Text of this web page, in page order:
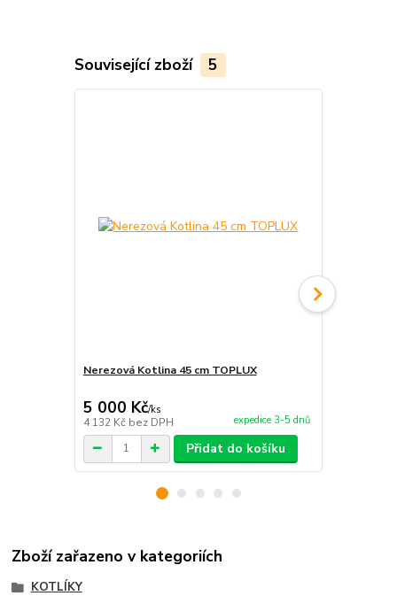
Související zboží 5
Nerezová Kotlina 45 cm TOPLUX
5 000 Kč/ks
4 132 Kč bez DPH expedice 3-5 dnů
Přidat do košíku
Zboží zařazeno v kategoriích
KOTLÍKY